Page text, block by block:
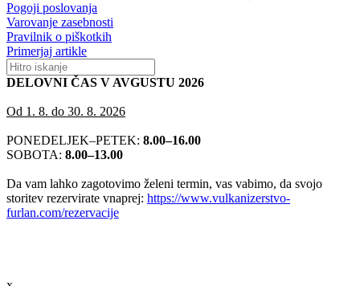
Pogoji poslovanja
Varovanje zasebnosti
Pravilnik o piškotkih
Primerjaj artikle
DELOVNI ČAS V AVGUSTU 2026
Od 1. 8. do 30. 8. 2026
PONEDELJEK–PETEK: 8.00–16.00
SOBOTA: 8.00–13.00
Da vam lahko zagotovimo želeni termin, vas vabimo, da svojo
storitev rezervirate vnaprej: https://www.vulkanizerstvo-
furlan.com/rezervacije